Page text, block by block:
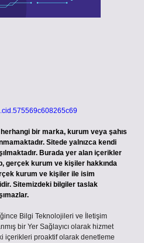
bir marka, kurum veya şahıs
Sitede yalnızca kendi
Burada yer alan içerikler
gerçek kurum ve kişiler hakkında
kurum ve kişiler ile isim
Sitemizdeki bilgiler taslak
Bilgi Teknolojileri ve İletişim
bir Yer Sağlayıcı olarak hizmet
içerikleri proaktif olarak denetleme